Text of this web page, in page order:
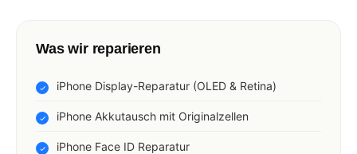
Was wir reparieren
iPhone Display-Reparatur (OLED & Retina)
iPhone Akkutausch mit Originalzellen
iPhone Face ID Reparatur